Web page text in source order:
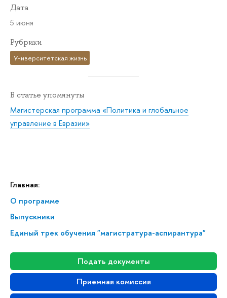
Главная:
О программе
Выпускники
Единый трек обучения "магистратура-аспирантура"
Подать документы
Приемная комиссия
Дата
5 июня
Рубрики
Университетская жизнь
В статье упомянуты
Магистерская программа «Политика и глобальное
управление в Евразии»